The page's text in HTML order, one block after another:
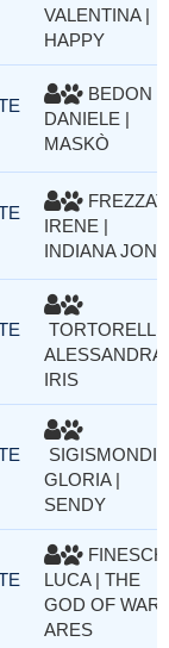
VALENTINA |
HAPPY
BEDON
DANIELE |
MASKÒ
IRENE |
INDIANA
TORTORELLI
ALESSANDRA
IRIS
SIGISMONDI
GLORIA |
SENDY
LUCA | THE
GOD OF WAR
ARES